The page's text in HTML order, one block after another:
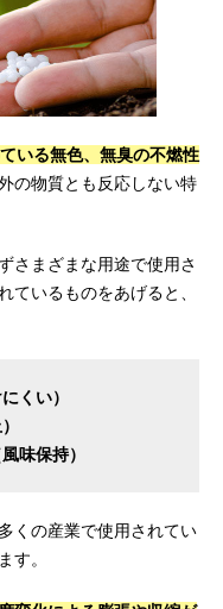
いる無色、無臭の不燃性
の物質とも反応しない特
さまざまな用途で使用さ
ているものをあげると、
くい）
味保持）
くの産業で使用されてい
す。